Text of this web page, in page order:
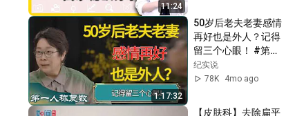
46
生蛇吃藥塗藥醫不好 如何修
復皮膚不留印？
AQ Bio Technology Group Limited
47
【AQ幫助我姑丈改善長期的
濕疹問題!】
【AQ12年用家！解決濕疹問
11:24
1:17:32
50岁后老夫老妻感情
再好也是外人？记得
留三个心眼！ #第一
人称复数 #窦文涛 #
梁文道 #马未都 #周
东 #圆桌派 #圆桌派
纪实说
78K
4mo ago
【皮肤科】去除扁平